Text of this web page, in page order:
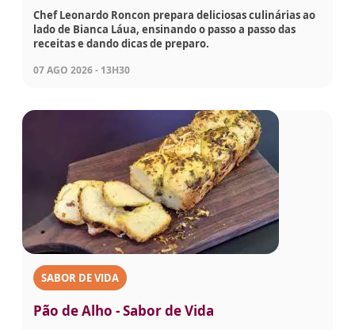
Chef Leonardo Roncon prepara deliciosas culinárias ao
lado de Bianca Láua, ensinando o passo a passo das
receitas e dando dicas de preparo.
07 AGO 2026 - 13H30
SABOR DE VIDA
Pão de Alho - Sabor de Vida